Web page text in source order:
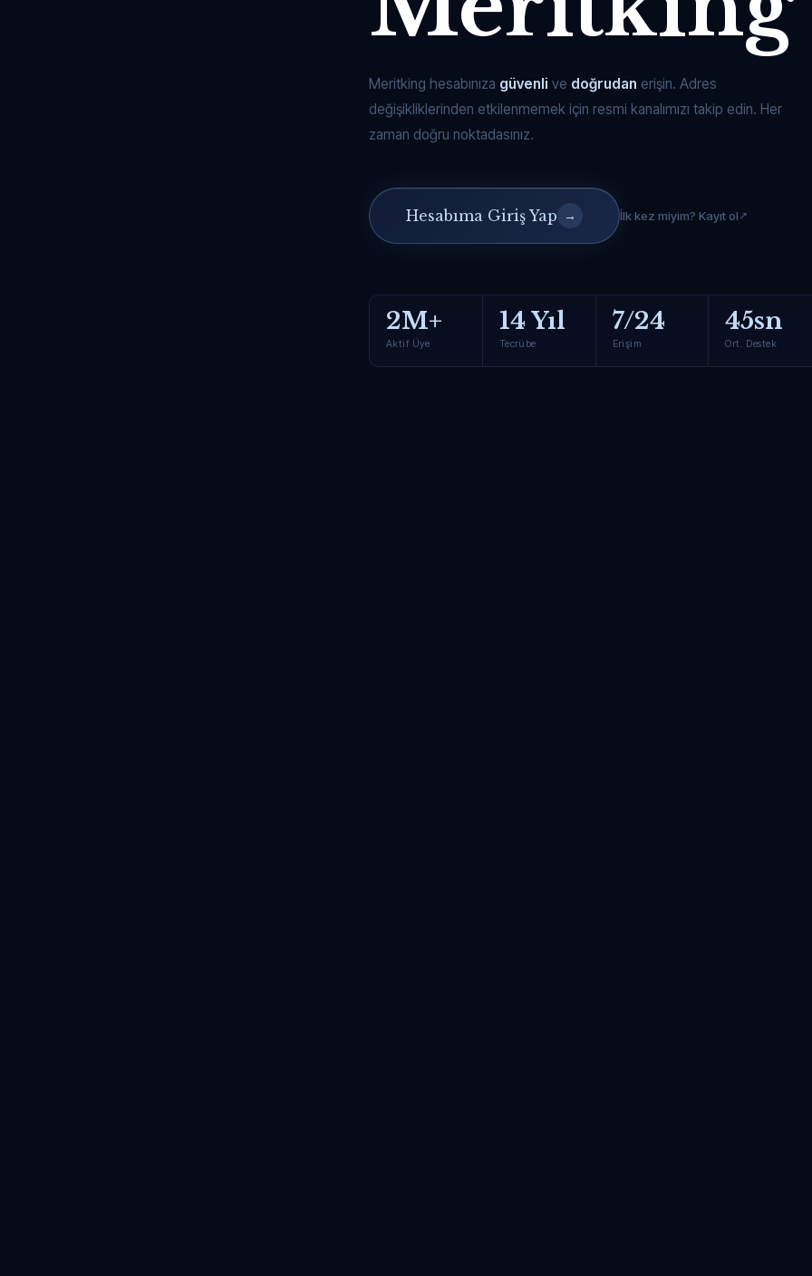
Meritking hesabınıza güvenli ve doğrudan erişin. Adres
değişikliklerinden etkilenmemek için resmi kanalımızı takip edin. Her
zaman doğru noktadasınız.
Hesabıma Giriş Yap → İlk kez miyim? Kayıt ol
2M+
Aktif Üye
14 Yıl
Tecrübe
7/24
Erişim
45sn
Ort. Destek